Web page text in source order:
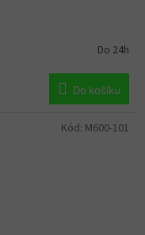
Do 24h
Do košíku
Kód: M600-101